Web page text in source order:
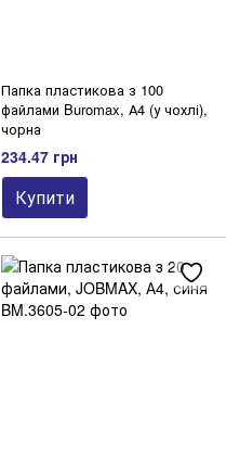
Папка пластикова з 100
файлами Buromax, А4 (у чохлі),
чорна
234.47 грн
Купити